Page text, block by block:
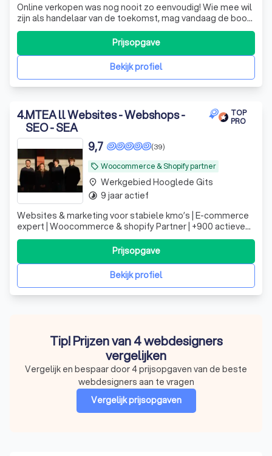
Online verkopen was nog nooit zo eenvoudig! Wie mee wil
zijn als handelaar van de toekomst, mag vandaag de boot
niet missen. Ontdek waarom KMO Shops verkozen is tot
beste e-commerce en webshop bouwer van België.
Verkoop eenvoudig via één centraal controlepaneel op je
online winkel, Facebook, Instag
Bekijk profiel
Prijsopgave
4.MTEA ll Websites - Webshops -
SEO - SEA
TOP
PRO
local_offer Woocommerce & Shopify partner
(39)
9,7
Websites & marketing voor stabiele kmo’s | E-commerce
expert | Woocommerce & shopify Partner | +900 actieve
klanten
Bekijk profiel
Prijsopgave
place Werkgebied Hooglede Gits
timelapse 9 jaar actief
Tip! Prijzen van 4 webdesigners
vergelijken
Vergelijk en bespaar door 4 prijsopgaven van de beste
webdesigners aan te vragen
Vergelijk prijsopgaven